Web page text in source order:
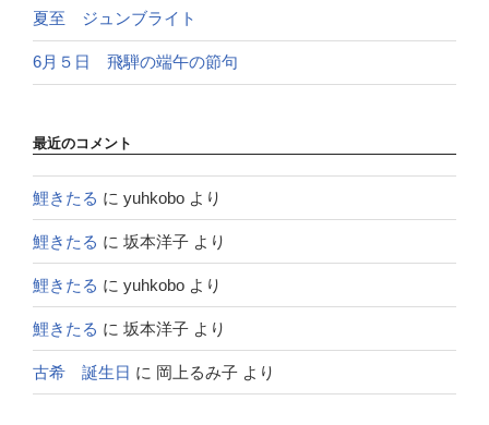
夏至 ジュンブライト
6月５日 飛騨の端午の節句
最近のコメント
鯉きたる に yuhkobo より
鯉きたる に 坂本洋子 より
鯉きたる に yuhkobo より
鯉きたる に 坂本洋子 より
古希 誕生日 に 岡上るみ子 より